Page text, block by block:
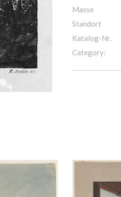
Masse
Standort
Katalog-Nr.
Category: